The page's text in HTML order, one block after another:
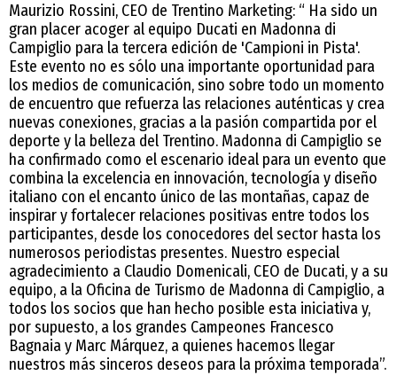
Maurizio Rossini, CEO de Trentino Marketing: “ Ha sido un
gran placer acoger al equipo Ducati en Madonna di
Campiglio para la tercera edición de 'Campioni in Pista'.
Este evento no es sólo una importante oportunidad para
los medios de comunicación, sino sobre todo un momento
de encuentro que refuerza las relaciones auténticas y crea
nuevas conexiones, gracias a la pasión compartida por el
deporte y la belleza del Trentino. Madonna di Campiglio se
ha confirmado como el escenario ideal para un evento que
combina la excelencia en innovación, tecnología y diseño
italiano con el encanto único de las montañas, capaz de
inspirar y fortalecer relaciones positivas entre todos los
participantes, desde los conocedores del sector hasta los
numerosos periodistas presentes. Nuestro especial
agradecimiento a Claudio Domenicali, CEO de Ducati, y a su
equipo, a la Oficina de Turismo de Madonna di Campiglio, a
todos los socios que han hecho posible esta iniciativa y,
por supuesto, a los grandes Campeones Francesco
Bagnaia y Marc Márquez, a quienes hacemos llegar
nuestros más sinceros deseos para la próxima temporada”.